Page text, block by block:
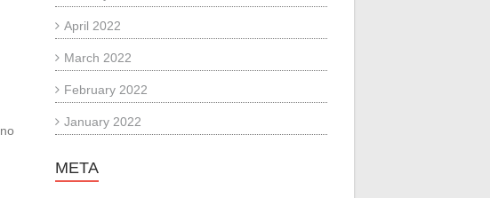
April 2022
March 2022
February 2022
January 2022
META